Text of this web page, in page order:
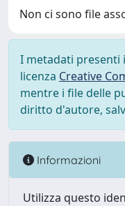
Non ci sono file
I metadati presenti
licenza Creative
mentre i file delle
diritto d'autore,
Informazioni
Utilizza questo